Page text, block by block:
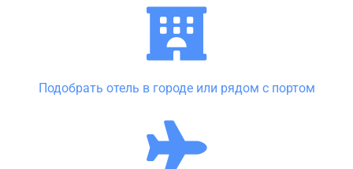
Подобрать отель в городе или рядом с портом